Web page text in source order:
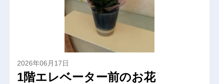
2026年06月17日
1階エレベーター前のお花